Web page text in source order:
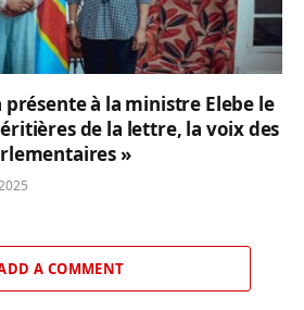
présente à la ministre Elebe le
de la lettre, la voix des
»
A COMMENT